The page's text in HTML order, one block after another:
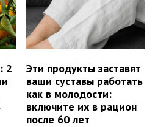
2
Эти продукты заставят
ваши суставы работать
как в молодости:
включите их в рацион
после 60 лет